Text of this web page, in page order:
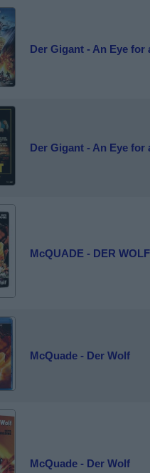
Der Gigant - An Eye for
Der Gigant - An Eye for
McQUADE - DER WOLF
McQuade - Der Wolf
McQuade - Der Wolf